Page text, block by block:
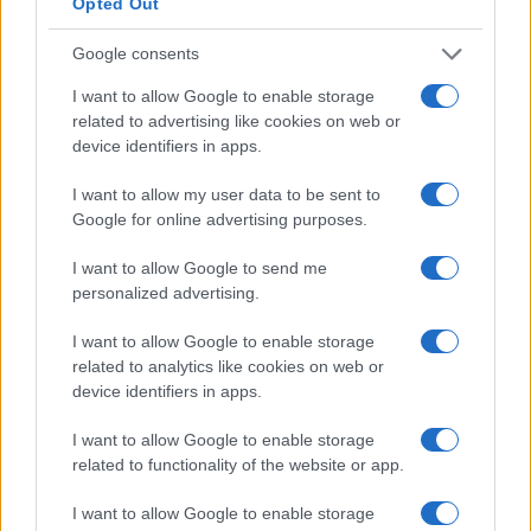
Google consents
I want to allow Google to enable storage
related to advertising like cookies on web or
device identifiers in apps.
I want to allow my user data to be sent to
Google for online advertising purposes.
I want to allow Google to send me
personalized advertising.
I want to allow Google to enable storage
related to analytics like cookies on web or
device identifiers in apps.
I want to allow Google to enable storage
related to functionality of the website or app.
I want to allow Google to enable storage
Coinmarketcap é a lista de bolsas com os maiores volumes
de negociação 24 horas. Desnecessário dizer que, se você
começar a negociar aqui, não terá que se preocupar com o
fato de a carteira de pedidos ser escassa. Muitas bolsas
não permitem investidores dos EUA como clientes. Até
onde sabemos, o BitMart não é uma dessas trocas. Todos
os investidores americanos interessados ​​em negociar aqui
devem, em qualquer caso, formar sua própria opinião
sobre quaisquer questões decorrentes de sua cidadania ou
Última etapa: Armazene ADADOWN com
segurança em carteiras de hardware
Ledger Nano S
Interface amigável e fácil de configurar